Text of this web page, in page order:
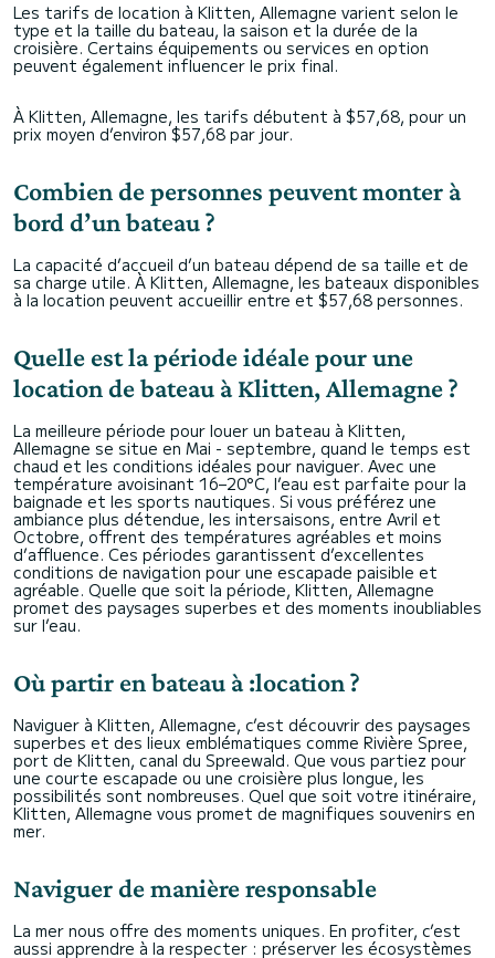
Les tarifs de location à Klitten, Allemagne varient selon le
type et la taille du bateau, la saison et la durée de la
croisière. Certains équipements ou services en option
peuvent également influencer le prix final.
À Klitten, Allemagne, les tarifs débutent à $57,68, pour un
prix moyen d’environ $57,68 par jour.
Combien de personnes peuvent monter à
bord d’un bateau ?
La capacité d’accueil d’un bateau dépend de sa taille et de
sa charge utile. À Klitten, Allemagne, les bateaux disponibles
à la location peuvent accueillir entre et $57,68 personnes.
Quelle est la période idéale pour une
location de bateau à Klitten, Allemagne ?
La meilleure période pour louer un bateau à Klitten,
Allemagne se situe en Mai - septembre, quand le temps est
chaud et les conditions idéales pour naviguer. Avec une
température avoisinant 16–20°C, l’eau est parfaite pour la
baignade et les sports nautiques. Si vous préférez une
ambiance plus détendue, les intersaisons, entre Avril et
Octobre, offrent des températures agréables et moins
d’affluence. Ces périodes garantissent d’excellentes
conditions de navigation pour une escapade paisible et
agréable. Quelle que soit la période, Klitten, Allemagne
promet des paysages superbes et des moments inoubliables
sur l’eau.
Où partir en bateau à :location ?
Naviguer à Klitten, Allemagne, c’est découvrir des paysages
superbes et des lieux emblématiques comme Rivière Spree,
port de Klitten, canal du Spreewald. Que vous partiez pour
une courte escapade ou une croisière plus longue, les
possibilités sont nombreuses. Quel que soit votre itinéraire,
Klitten, Allemagne vous promet de magnifiques souvenirs en
mer.
Naviguer de manière responsable
La mer nous offre des moments uniques. En profiter, c’est
aussi apprendre à la respecter : préserver les écosystèmes